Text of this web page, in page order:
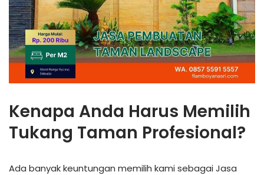
Kenapa Anda Harus Memilih
Tukang Taman Profesional?
Ada banyak keuntungan memilih kami sebagai Jasa